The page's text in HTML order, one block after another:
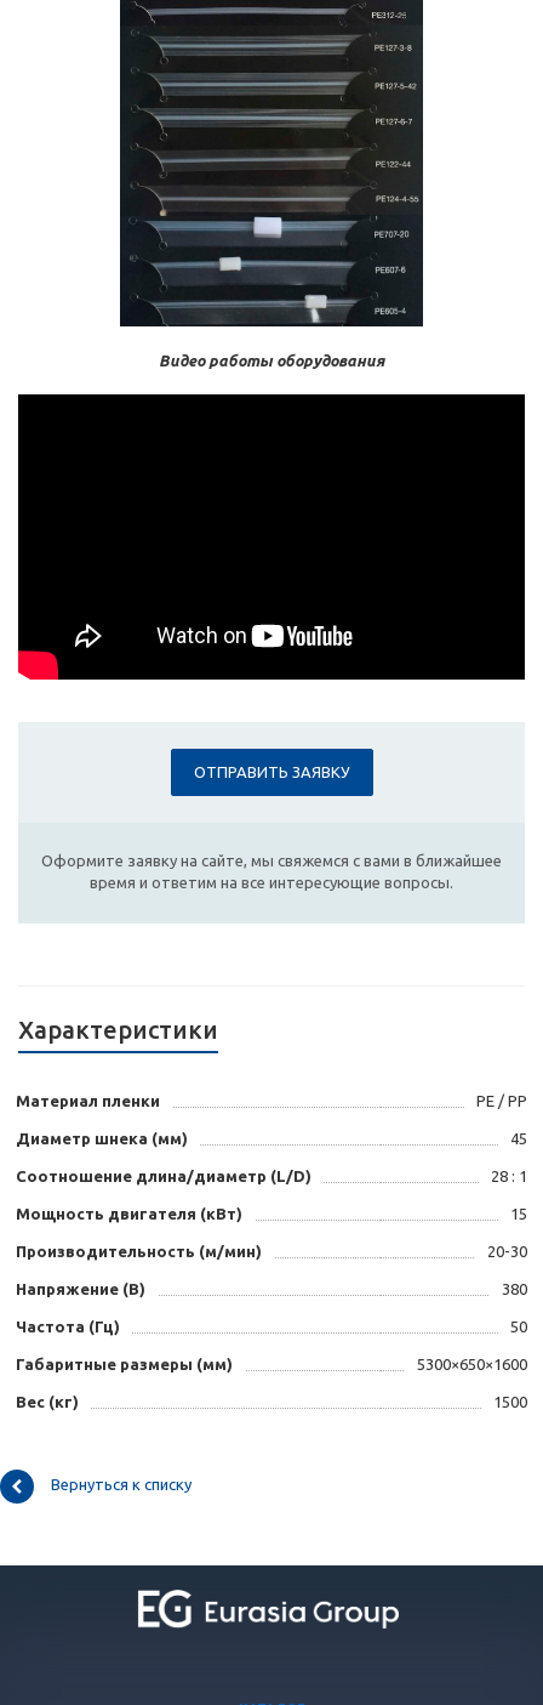
Видео работы оборудования
ОТПРАВИТЬ ЗАЯВКУ
Оформите заявку на сайте, мы свяжемся с вами в ближайшее
время и ответим на все интересующие вопросы.
Характеристики
Материал пленки PE / PP
Диаметр шнека (мм) 45
Соотношение длина/диаметр (L/D) 28 : 1
Мощность двигателя (кВт) 15
Производительность (м/мин) 20-30
Напряжение (B) 380
Частота (Гц) 50
Габаритные размеры (мм) 5300×650×1600
Вес (кг) 1500
Вернуться к списку